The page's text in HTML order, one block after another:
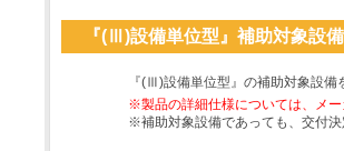
『(Ⅲ)設備単位型』補助対象設
『(Ⅲ)設備単位型』の補助対象設備
※製品の詳細仕様については、メ
※補助対象設備であっても、交付